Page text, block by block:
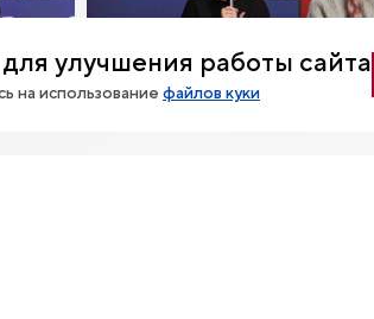
улучшения работы сайта
на использованиефайлов куки